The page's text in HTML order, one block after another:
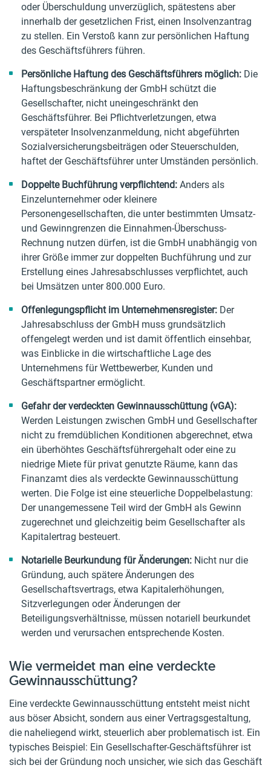
oder Überschuldung unverzüglich, spätestens aber
innerhalb der gesetzlichen Frist, einen Insolvenzantrag
zu stellen. Ein Verstoß kann zur persönlichen Haftung
des Geschäftsführers führen.
Persönliche Haftung des Geschäftsführers möglich: Die
Haftungsbeschränkung der GmbH schützt die
Gesellschafter, nicht uneingeschränkt den
Geschäftsführer. Bei Pflichtverletzungen, etwa
verspäteter Insolvenzanmeldung, nicht abgeführten
Sozialversicherungsbeiträgen oder Steuerschulden,
haftet der Geschäftsführer unter Umständen persönlich.
Doppelte Buchführung verpflichtend: Anders als
Einzelunternehmer oder kleinere
Personengesellschaften, die unter bestimmten Umsatz-
und Gewinngrenzen die Einnahmen-Überschuss-
Rechnung nutzen dürfen, ist die GmbH unabhängig von
ihrer Größe immer zur doppelten Buchführung und zur
Erstellung eines Jahresabschlusses verpflichtet, auch
bei Umsätzen unter 800.000 Euro.
Offenlegungspflicht im Unternehmensregister: Der
Jahresabschluss der GmbH muss grundsätzlich
offengelegt werden und ist damit öffentlich einsehbar,
was Einblicke in die wirtschaftliche Lage des
Unternehmens für Wettbewerber, Kunden und
Geschäftspartner ermöglicht.
Gefahr der verdeckten Gewinnausschüttung (vGA):
Werden Leistungen zwischen GmbH und Gesellschafter
nicht zu fremdüblichen Konditionen abgerechnet, etwa
ein überhöhtes Geschäftsführergehalt oder eine zu
niedrige Miete für privat genutzte Räume, kann das
Finanzamt dies als verdeckte Gewinnausschüttung
werten. Die Folge ist eine steuerliche Doppelbelastung:
Der unangemessene Teil wird der GmbH als Gewinn
zugerechnet und gleichzeitig beim Gesellschafter als
Kapitalertrag besteuert.
Notarielle Beurkundung für Änderungen: Nicht nur die
Gründung, auch spätere Änderungen des
Gesellschaftsvertrags, etwa Kapitalerhöhungen,
Sitzverlegungen oder Änderungen der
Beteiligungsverhältnisse, müssen notariell beurkundet
werden und verursachen entsprechende Kosten.
Wie vermeidet man eine verdeckte
Gewinnausschüttung?
Eine verdeckte Gewinnausschüttung entsteht meist nicht
aus böser Absicht, sondern aus einer Vertragsgestaltung,
die naheliegend wirkt, steuerlich aber problematisch ist. Ein
typisches Beispiel: Ein Gesellschafter-Geschäftsführer ist
sich bei der Gründung noch unsicher, wie sich das Geschäft